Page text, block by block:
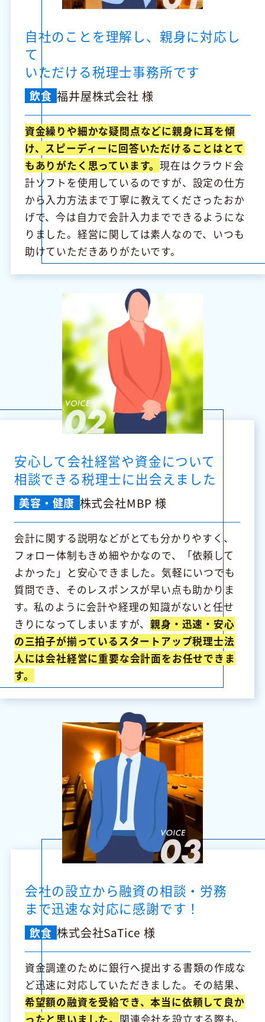
自社のことを理解し、親身に対応し
て
いただける税理士事務所です
飲食 福井屋株式会社 様
資金繰りや細かな疑問点などに親身に耳を傾
け、スピーディーに回答いただけることはとて
もありがたく思っています。現在はクラウド会
計ソフトを使用しているのですが、設定の仕方
から入力方法まで丁寧に教えてくださったおか
げで、今は自力で会計入力までできるようにな
りました。経営に関しては素人なので、いつも
助けていただきありがたいです。
安心して会社経営や資金について
相談できる税理士に出会えました
美容・健康 株式会社MBP 様
会計に関する説明などがとても分かりやすく、
フォロー体制もきめ細やかなので、「依頼して
よかった」と安心できました。気軽にいつでも
質問でき、そのレスポンスが早い点も助かりま
す。私のように会計や経理の知識がないと任せ
きりになってしまいますが、親身・迅速・安心
の三拍子が揃っているスタートアップ税理士法
人には会社経営に重要な会計面をお任せできま
す。
会社の設立から融資の相談・労務
まで迅速な対応に感謝です！
飲食 株式会社SaTice 様
資金調達のために銀行へ提出する書類の作成な
ど迅速に対応していただきました。その結果、
希望額の融資を受給でき、本当に依頼して良か
ったと思いました。 関連会社を設立する際も、